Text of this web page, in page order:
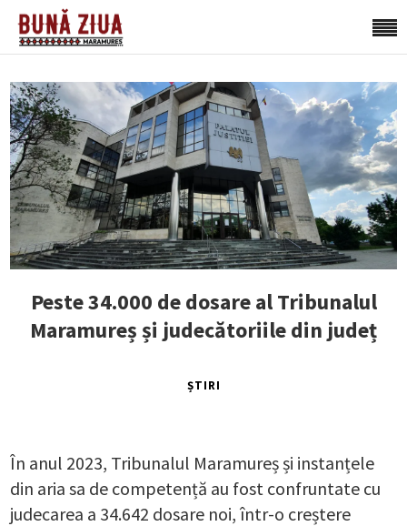
Peste 34.000 de dosare al Tribunalul
Maramureș și judecătoriile din județ
ȘTIRI
În anul 2023, Tribunalul Maramureș și instanțele
din aria sa de competență au fost confruntate cu
judecarea a 34.642 dosare noi, într-o creștere